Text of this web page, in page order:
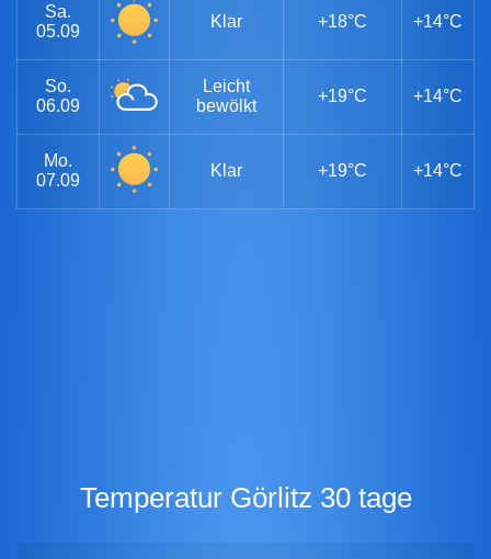
Sa.
05.09
Klar +18°C +14°C
So.
06.09
Leicht
bewölkt
+19°C +14°C
Mo.
07.09
Klar +19°C +14°C
Temperatur Görlitz 30 tage